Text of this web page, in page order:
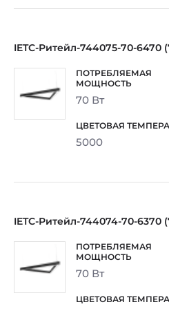
IETC-Ритейл-744075-70-6470
70 Вт
5000
IETC-Ритейл-744074-70-6370
70 Вт